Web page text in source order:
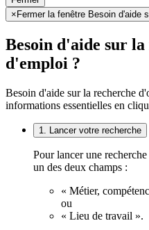
× Fermer la fenêtre Besoin d'aide
Besoin d'aide sur
d'emploi ?
Besoin d'aide sur la recherche
informations essentielles en
1. Lancer votre recherche
Pour lancer une
un des deux champs :
« Métier,
ou
« Lieu de travail ».